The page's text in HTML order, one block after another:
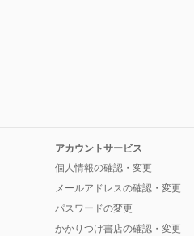
アカウントサービス
個人情報の確認・変更
メールアドレスの確認・変更
パスワードの変更
かかりつけ書店の確認・変更